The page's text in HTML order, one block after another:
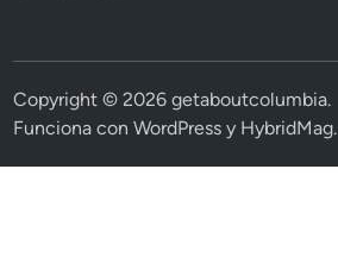
Copyright © 2026getaboutcolumbia.
Funciona conWordPress y HybridMag.